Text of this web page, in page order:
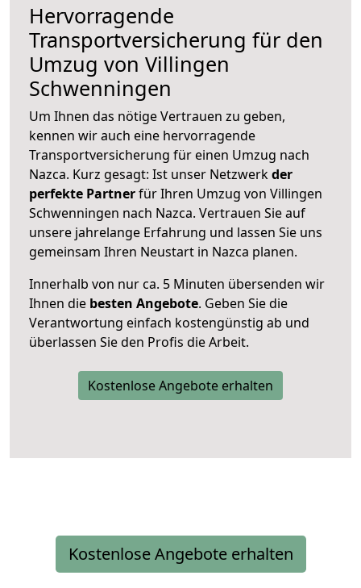
Hervorragende
Transportversicherung für den
Umzug von Villingen
Schwenningen
Um Ihnen das nötige Vertrauen zu geben,
kennen wir auch eine hervorragende
Transportversicherung für einen Umzug nach
Nazca. Kurz gesagt: Ist unser Netzwerkder
perfekte Partnerfür Ihren Umzug von Villingen
Schwenningen nach Nazca. Vertrauen Sie auf
unsere jahrelange Erfahrung und lassen Sie uns
gemeinsam Ihren Neustart in Nazca planen.
Innerhalb von nur ca. 5 Minuten übersenden wir
Ihnen die besten Angebote. Geben Sie die
Verantwortung einfach kostengünstig ab und
überlassen Sie den Profis die Arbeit.
Kostenlose Angebote erhalten
Kostenlose Angebote erhalten